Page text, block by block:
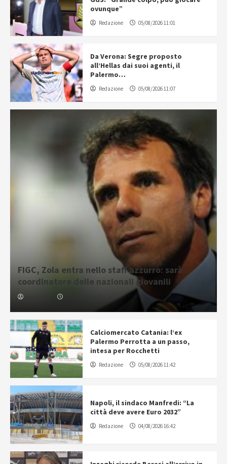
ovunque”
Redazione 05/08/2026 11:01
Da Verona: Segre proposto
all’Hellas dai suoi agenti, il
Palermo…
Redazione 05/08/2026 11:07
FIGC, Zola entra nello staff azzurro: sarà
coordinatore delle nazionali giovanili
Calciomercato Catania: l’ex
Palermo Perrotta a un passo,
intesa per Rocchetti
Redazione 05/08/2026 11:42
Napoli, il sindaco Manfredi: “La
città deve avere Euro 2032”
Redazione 04/08/2026 16:42